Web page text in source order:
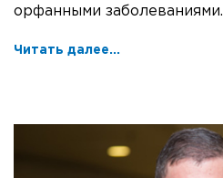
орфанными заболеваниями.
Читать далее...